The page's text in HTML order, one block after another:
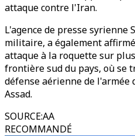
attaque contre l'Iran.
L'agence de presse syrienne
militaire, a également
attaque à la roquette sur
frontière sud du pays, où se
défense aérienne de l'armée
Assad.
SOURCE:AA
RECOMMANDÉ